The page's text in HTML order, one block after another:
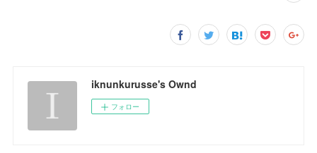
iknunkurusse's Ownd
フォロー